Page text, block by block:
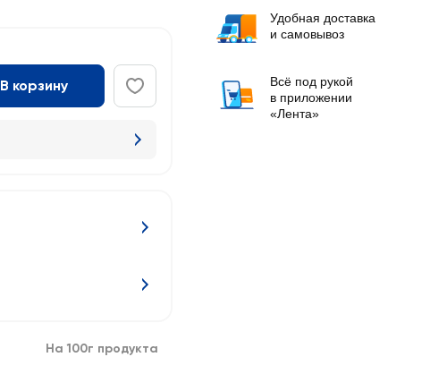
В корзину
На 100г продукта
Удобная доставка
и самовывоз
Всё под рукой
в приложении
«Лента»